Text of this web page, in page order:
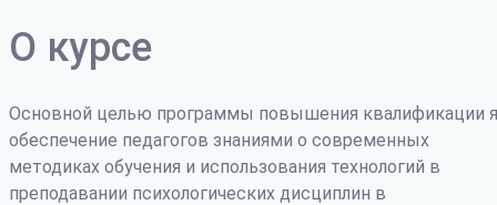
О курсе
Основной целью программы повышения квалификации
обеспечение педагогов знаниями о современных
методиках обучения и использования технологий в
преподавании психологических дисциплин в